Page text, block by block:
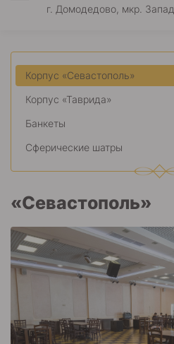
г. Домодедово, мкр.
Корпус «Севастополь»
Корпус «Таврида»
Банкеты
Сферические шатры
«Севастополь»